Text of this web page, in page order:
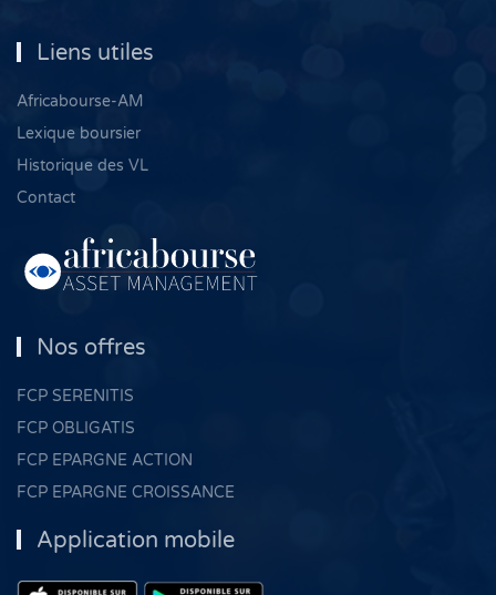
Liens utiles
Africabourse-AM
Lexique boursier
Historique des VL
Contact
Nos offres
FCP SERENITIS
FCP OBLIGATIS
FCP EPARGNE ACTION
FCP EPARGNE CROISSANCE
Application mobile